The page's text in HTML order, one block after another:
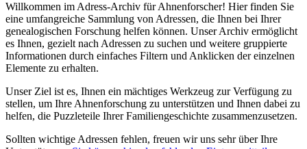
Willkommen im Adress-Archiv für Ahnenforscher! Hier finden Sie
eine umfangreiche Sammlung von Adressen, die Ihnen bei Ihrer
genealogischen Forschung helfen können. Unser Archiv ermöglicht
es Ihnen, gezielt nach Adressen zu suchen und weitere gruppierte
Informationen durch einfaches Filtern und Anklicken der einzelnen
Elemente zu erhalten.
Unser Ziel ist es, Ihnen ein mächtiges Werkzeug zur Verfügung zu
stellen, um Ihre Ahnenforschung zu unterstützen und Ihnen dabei zu
helfen, die Puzzleteile Ihrer Familiengeschichte zusammenzusetzen.
Sollten wichtige Adressen fehlen, freuen wir uns sehr über Ihre